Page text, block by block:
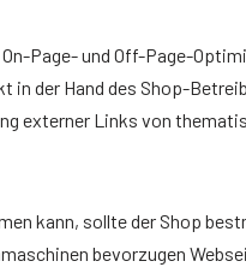
Page- und Off-Page-
der Hand des Shop-
externer Links von
kann, sollte der Shop
bevorzugen